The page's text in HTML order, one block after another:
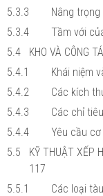
5.3.3
Nâng
5.3.4
Tầm với
5.4
KHO VÀ CÔNG
5.4.1
Khái niệm
5.4.2
Các kích
5.4.3
Các chỉ
5.4.4
Yêu cầu
5.5
KỸ THUẬT XẾP
117
5.5.1
Các loại